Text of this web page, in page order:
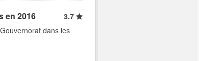
en 2016
3.7
dans les